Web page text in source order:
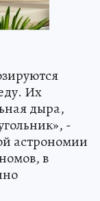
Их
дыра,
-
астрономии
в